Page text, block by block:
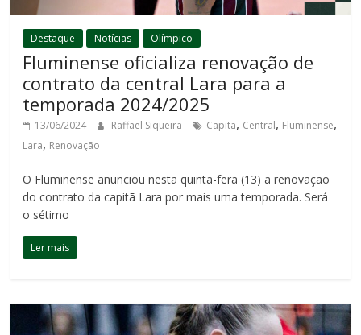
Destaque Notícias Olímpico
Fluminense oficializa renovação de
contrato da central Lara para a
temporada 2024/2025
13/06/2024 Raffael Siqueira Capitã, Central, Fluminense,
Lara, Renovação
O Fluminense anunciou nesta quinta-fera (13) a renovação
do contrato da capitã Lara por mais uma temporada. Será
o sétimo
Ler mais